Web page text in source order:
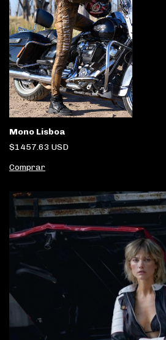
Mono Lisboa
$1457.63 USD
Comprar